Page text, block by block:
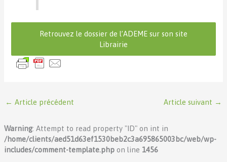
Retrouvez le dossier de l’ADEME sur son site
Librairie
← Article précédent Article suivant →
Warning: Attempt to read property "ID" on int in
/home/clients/aed51d63ef1530beb2c3a695865003bc/web/wp-
includes/comment-template.phpon line 1456